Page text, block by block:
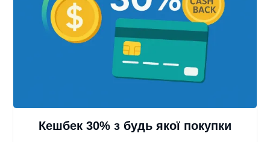
Кешбек 30% з будь якої покупки